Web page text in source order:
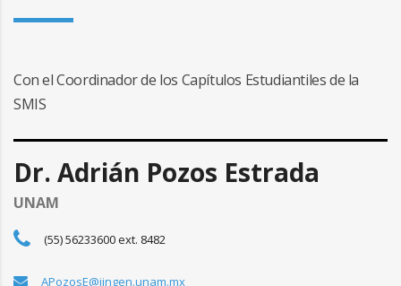
Con el Coordinador de los Capítulos Estudiantiles de la
SMIS
Dr. Adrián Pozos Estrada
UNAM
(55) 56233600 ext. 8482
APozosE@iingen.unam.mx